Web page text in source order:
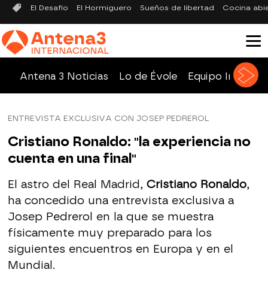
El Desafío El Hormiguero Sueños de libertad Cocina
Antena 3 Noticias Lo de Évole Equipo
ENTREVISTA EXCLUSIVA CON JOSEP PEDREROL
Cristiano Ronaldo: "la experiencia no
cuenta en una final"
El astro del Real Madrid, Cristiano Ronaldo,
ha concedido una entrevista exclusiva a
Josep Pedrerol en la que se muestra
físicamente muy preparado para los
siguientes encuentros en Europa y en el
Mundial.